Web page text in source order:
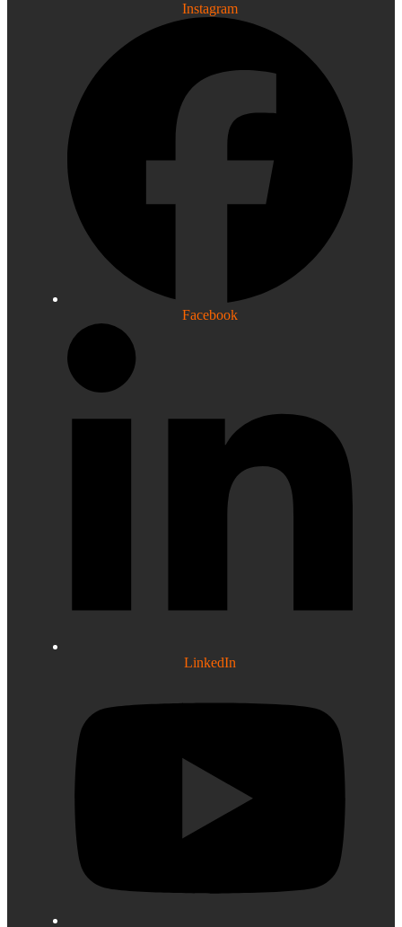
Instagram
Facebook
LinkedIn